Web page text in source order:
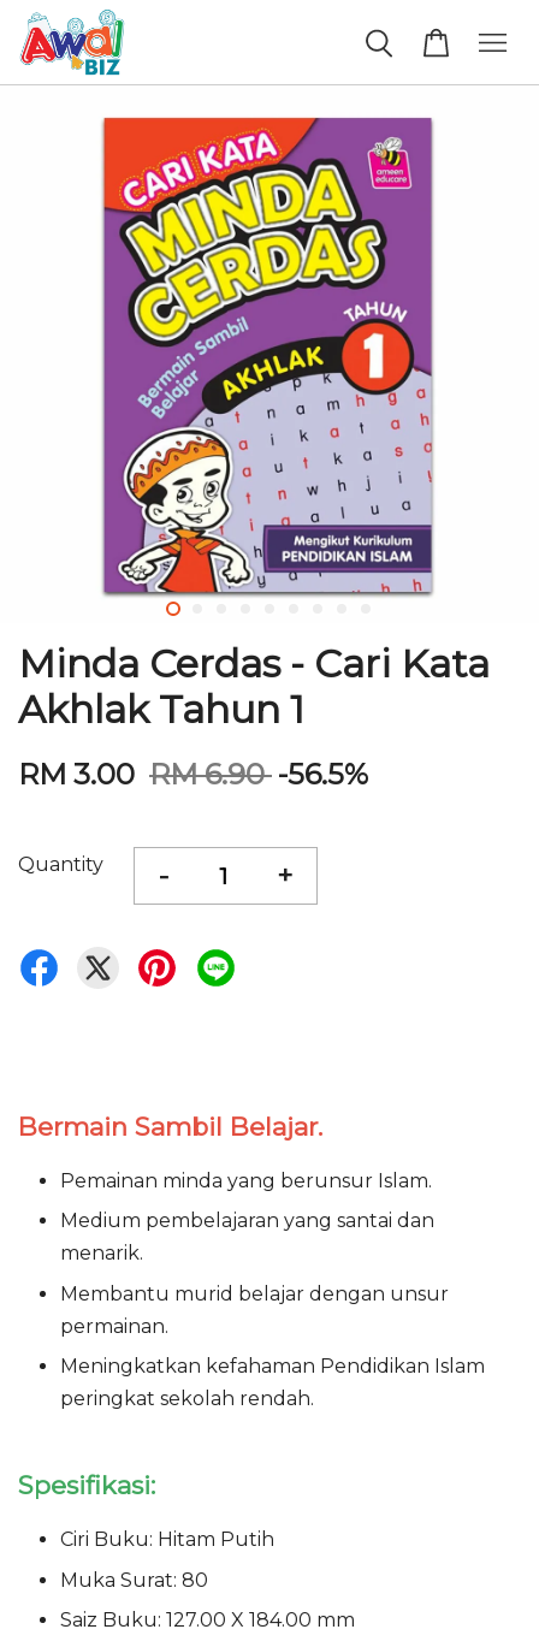
Minda Cerdas - Cari Kata
Akhlak Tahun 1
RM 3.00 RM 6.90 -56.5%
Quantity - +
Bermain Sambil Belajar.
Pemainan minda yang berunsur Islam.
Medium pembelajaran yang santai dan
menarik.
Membantu murid belajar dengan unsur
permainan.
Meningkatkan kefahaman Pendidikan Islam
peringkat sekolah rendah.
Spesifikasi:
Ciri Buku: Hitam Putih
Muka Surat: 80
Saiz Buku: 127.00 X 184.00 mm